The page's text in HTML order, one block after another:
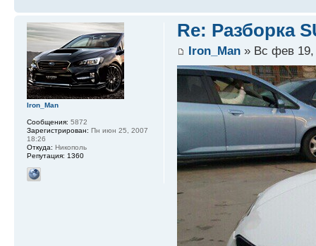
Re: Разборка
Iron_Man» Вс фев 19,
Iron_Man
Сообщения: 5872
Зарегистрирован: Пн июн 25, 2007
18:26
Откуда: Никополь
Репутация: 1360